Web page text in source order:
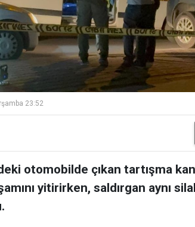
23:52
otomobilde çıkan tartışma
yitirirken, saldırgan aynı